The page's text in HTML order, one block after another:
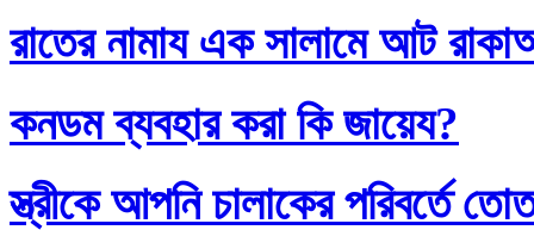
রাতের নামায এক সালামে আট
কনডম ব্যবহার করা কি জায়েয?
স্ত্রীকে আপনি চালাকের পরিবর্তে